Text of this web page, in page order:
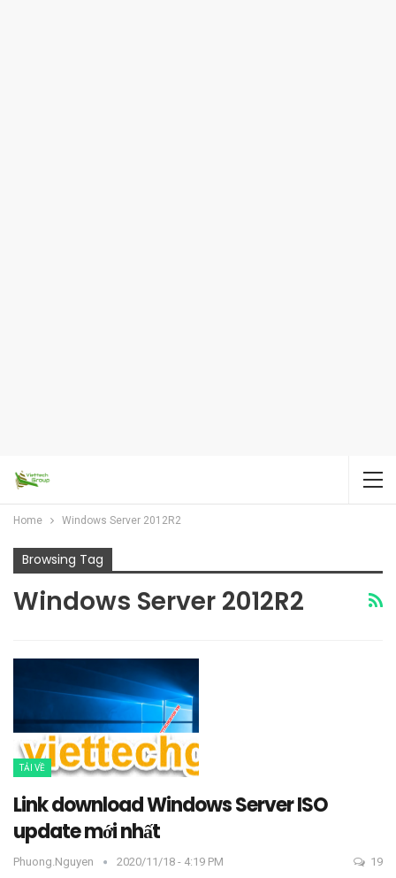
Home Windows Server 2012R2
Browsing Tag
Windows Server 2012R2
TẢI VỀ
Link download Windows Server ISO
update mới nhất
Phuong.nguyen 2020/11/18 - 4:19 PM 19